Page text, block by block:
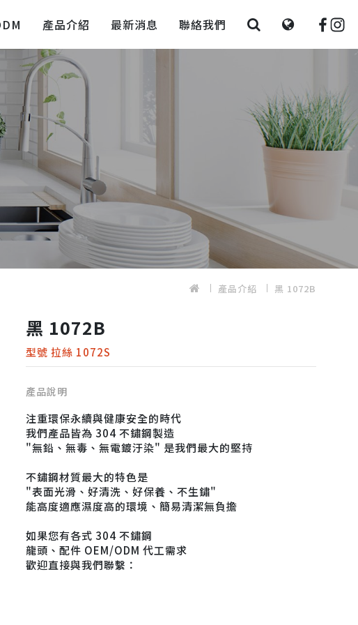
產品介紹 最新消息 聯絡我們
產品介紹 黑 1072B
黑 1072B
型號 拉絲 1072S
產品說明
注重環保永續與健康安全的時代
我們產品皆為 304 不鏽鋼製造
"無鉛、無毒、無電鍍汙染" 是我們最大的堅持
不鏽鋼材質最大的特色是
"表面光滑、好清洗、好保養、不生鏽"
能高度適應濕度高的環境、簡易清潔無負擔
如果您有各式 304 不鏽鋼
龍頭、配件 OEM/ODM 代工需求
歡迎直接與我們聯繫：